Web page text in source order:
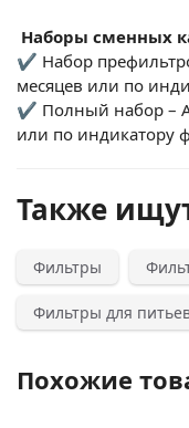
Наборы сменных
✔ Набор
месяцев или по
✔ Полный набор –
или по индикатору
Также
Фильтры
Фильтры для
Похожие